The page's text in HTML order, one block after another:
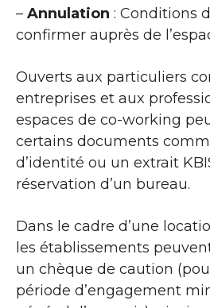
– Annulation : Conditions
confirmer auprès de
Ouverts aux particuliers
entreprises et aux
espaces de co-working
certains documents
d’identité ou un extrait
réservation d’un bureau.
Dans le cadre d’une
les établissements
un chèque de caution
période d’engagement